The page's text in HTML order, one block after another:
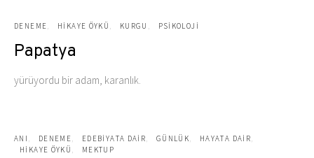
DENEME HIKAYE ÖYKÜ KURGU PSIKOLOJI
Papatya
yürüyordu bir adam, karanlık.
ANI DENEME EDEBIYATA DAIR GÜNLÜK
HAYATA DAIR
HIKAYE ÖYKÜ
MEKTUP